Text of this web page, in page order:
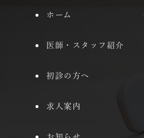
ホーム
医師・スタッフ紹介
初診の方へ
求人案内
お知らせ